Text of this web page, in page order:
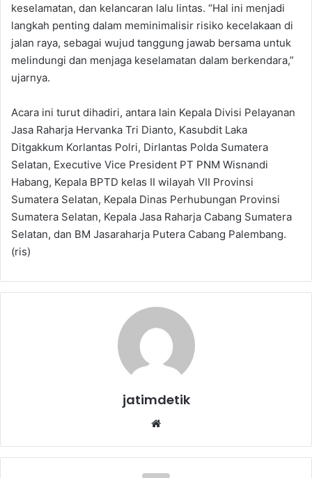
keselamatan, dan kelancaran lalu lintas. “Hal ini menjadi
langkah penting dalam meminimalisir risiko kecelakaan di
jalan raya, sebagai wujud tanggung jawab bersama untuk
melindungi dan menjaga keselamatan dalam berkendara,”
ujarnya.
Acara ini turut dihadiri, antara lain Kepala Divisi Pelayanan
Jasa Raharja Hervanka Tri Dianto, Kasubdit Laka
Ditgakkum Korlantas Polri, Dirlantas Polda Sumatera
Selatan, Executive Vice President PT PNM Wisnandi
Habang, Kepala BPTD kelas II wilayah VII Provinsi
Sumatera Selatan, Kepala Dinas Perhubungan Provinsi
Sumatera Selatan, Kepala Jasa Raharja Cabang Sumatera
Selatan, dan BM Jasaraharja Putera Cabang Palembang.
(ris)
jatimdetik
te